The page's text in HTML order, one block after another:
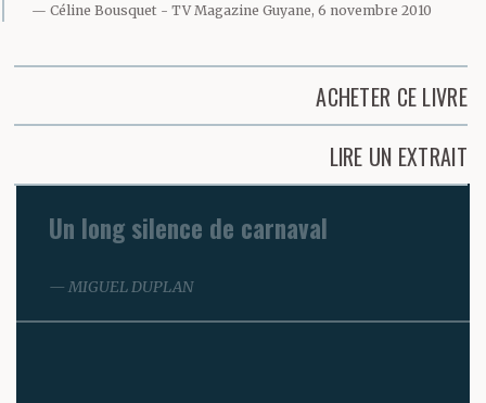
Céline Bousquet TV Magazine Guyane, 6 novembre 2010
ACHETER CE LIVRE
LIRE UN EXTRAIT
Un long silence de carnaval
MIGUEL DUPLAN